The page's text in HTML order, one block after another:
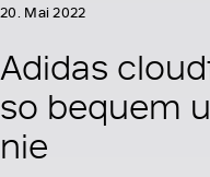
20. Mai 2022
Adidas
so bequem
nie